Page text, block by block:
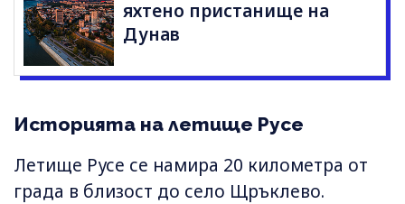
яхтено пристанище на
Дунав
Историята на летище Русе
Летище Русе се намира 20 километра от
града в близост до село Щръклево.